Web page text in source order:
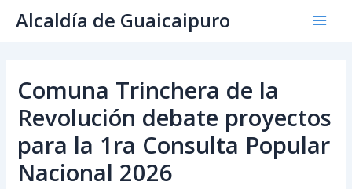
Alcaldía de Guaicaipuro
Main
Comuna Trinchera de la
Revolución debate proyectos
para la 1ra Consulta Popular
Nacional 2026
de